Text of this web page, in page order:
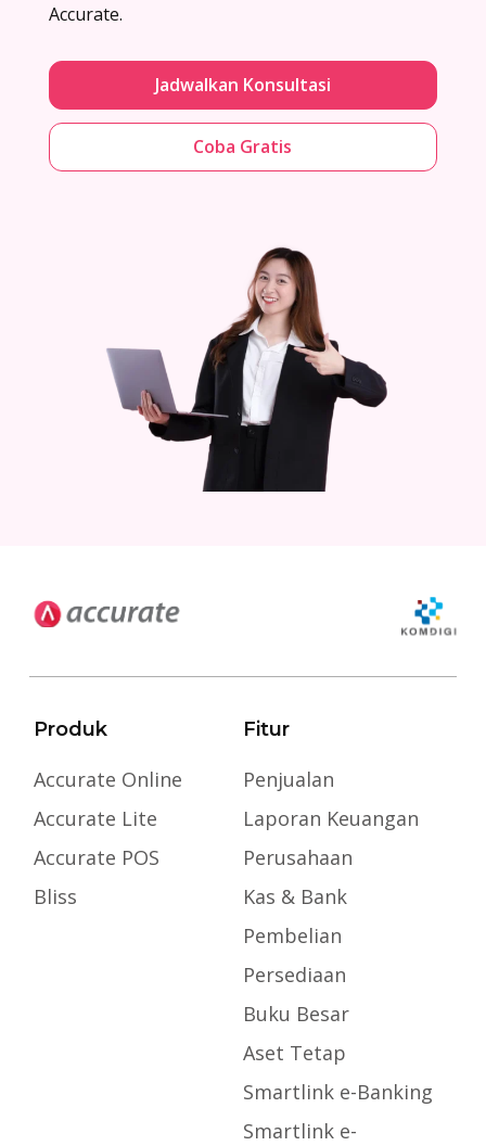
Accurate.
Jadwalkan Konsultasi
Coba Gratis
Produk
Accurate Online
Accurate Lite
Accurate POS
Bliss
Fitur
Penjualan
Laporan Keuangan
Perusahaan
Kas & Bank
Pembelian
Persediaan
Buku Besar
Aset Tetap
Smartlink e-Banking
Smartlink e-